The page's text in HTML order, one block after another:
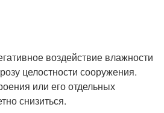
воздействие влажности
целостности сооружения.
или его отдельных
снизиться.